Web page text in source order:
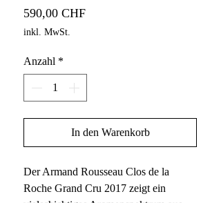
590,00 CHFPreis
inkl. MwSt.
Anzahl *
In den Warenkorb
Der Armand Rousseau Clos de la
Roche Grand Cru 2017 zeigt ein